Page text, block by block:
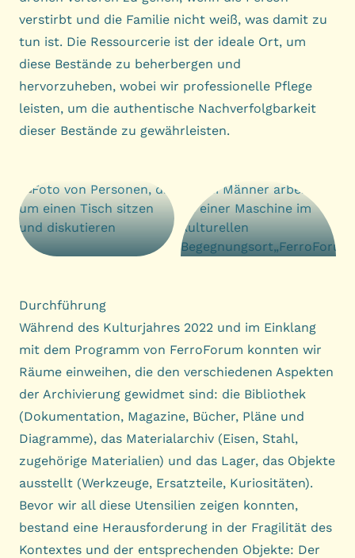
verstirbt und die Familie nicht weiß, was damit zu
tun ist. Die Ressourcerie ist der ideale Ort, um
diese Bestände zu beherbergen und
hervorzuheben, wobei wir professionelle Pflege
leisten, um die authentische Nachverfolgbarkeit
dieser Bestände zu gewährleisten.
Durchführung
Während des Kulturjahres 2022 und im Einklang
mit dem Programm von FerroForum konnten wir
Räume einweihen, die den verschiedenen Aspekten
der Archivierung gewidmet sind: die Bibliothek
(Dokumentation, Magazine, Bücher, Pläne und
Diagramme), das Materialarchiv (Eisen, Stahl,
zugehörige Materialien) und das Lager, das Objekte
ausstellt (Werkzeuge, Ersatzteile, Kuriositäten).
Bevor wir all diese Utensilien zeigen konnten,
bestand eine Herausforderung in der Fragilität des
Kontextes und der entsprechenden Objekte: Der